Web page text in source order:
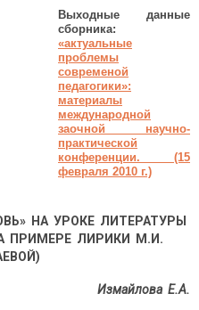
Выходные данные
сборника:
«актуальные
проблемы
современой
педагогики»:
материалы
международной
заочной научно-
практической
конференции. (15
февраля 2010 г.)
НА УРОКЕ ЛИТЕРАТУРЫ
ПРИМЕРЕ ЛИРИКИ
М.И.
Измайлова Е.А.